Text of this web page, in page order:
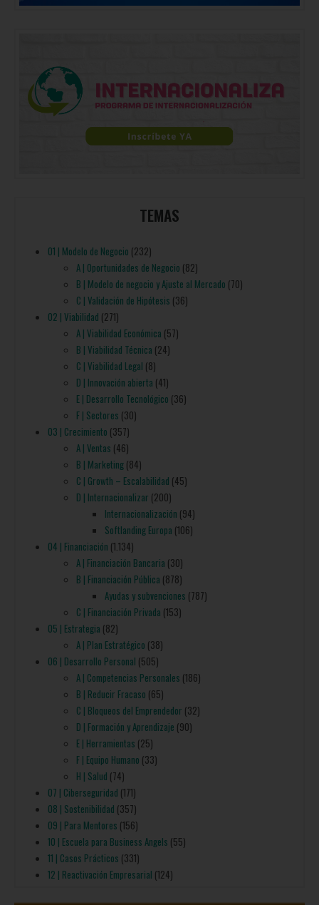
TEMAS
01 | Modelo de Negocio (232)
A | Oportunidades de Negocio (82)
B | Modelo de negocio y Ajuste al Mercado (70)
C | Validación de Hipótesis (36)
02 | Viabilidad (271)
A | Viabilidad Económica (57)
B | Viabilidad Técnica (24)
C | Viabilidad Legal (8)
D | Innovación abierta (41)
E | Desarrollo Tecnológico (36)
F | Sectores (30)
03 | Crecimiento (357)
A | Ventas (46)
B | Marketing(84)
C | Growth – Escalabilidad (45)
D | Internacionalizar (200)
Internacionalización (94)
Softlanding Europa (106)
04 | Financiación (1.134)
A | Financiación Bancaria (30)
B | Financiación Pública (878)
Ayudas y subvenciones (787)
C | Financiación Privada (153)
05 | Estrategia (82)
A | Plan Estratégico (38)
06 | Desarrollo Personal (505)
A | Competencias Personales (186)
B | Reducir Fracaso (65)
C | Bloqueos del Emprendedor (32)
D | Formación y Aprendizaje (90)
E | Herramientas (25)
F | Equipo Humano (33)
H | Salud (74)
07 | Ciberseguridad (171)
08 | Sostenibilidad (357)
09 | Para Mentores (156)
10 | Escuela para Business Angels (55)
11 | Casos Prácticos (331)
12 | Reactivación Empresarial (124)